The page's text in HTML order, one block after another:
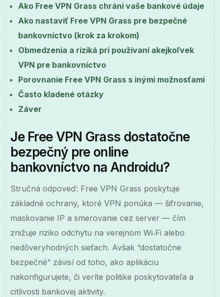
Ako Free VPN Grass chráni vaše bankové údaje
Ako nastaviť Free VPN Grass pre bezpečné
bankovníctvo (krok za krokom)
Obmedzenia a riziká pri používaní akejkoľvek
VPN pre bankovníctvo
Porovnanie Free VPN Grass s inými možnosťami
Často kladené otázky
Záver
Je Free VPN Grass dostatočne
bezpečný pre online
bankovníctvo na Androidu?
Stručná odpoveď: Free VPN Grass poskytuje
základné ochrany, ktoré VPN ponúka — šifrovanie,
maskovanie IP a smerovanie cez server — čím
znižuje riziko odchytu na verejnom Wi‑Fi alebo
nedôveryhodných sieťach. Avšak “dostatočne
bezpečné” závisí od toho, ako aplikáciu
nakonfigurujete, či veríte politike poskytovateľa a
citlivosti bankovej aktivity.